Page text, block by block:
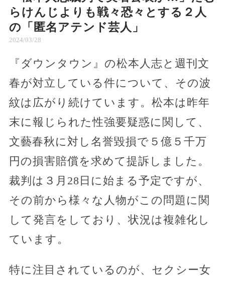
らけんじよりも戦々恐々とする２人
の「匿名アテンド芸人」
2024/03/28
『ダウンタウン』の松本人志と週刊文
春が対立している件について、その波
紋は広がり続けています。松本は昨年
末に報じられた性強要疑惑に関して、
文藝春秋に対し名誉毀損で５億５千万
円の損害賠償を求めて提訴しました。
裁判は３月28日に始まる予定ですが、
その前から様々な人物がこの問題に関
して発言をしており、状況は複雑化し
ています。
特に注目されているのが、セクシー女